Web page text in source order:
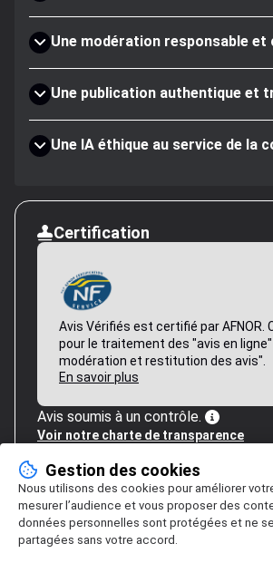
Une modération responsable
Une publication authentique et
Une IA éthique au service de la
Certification
Avis Vérifiés est certifié par AFNOR.
pour le traitement des "avis en
modération et restitution des avis".
En savoir plus
Avis soumis à un contrôle.
Voir notre charte de transparence
Gestion des cookies
Nous utilisons des cookies pour améliorer
mesurer l’audience et vous proposer des
données personnelles sont protégées et ne
partagées sans votre accord.